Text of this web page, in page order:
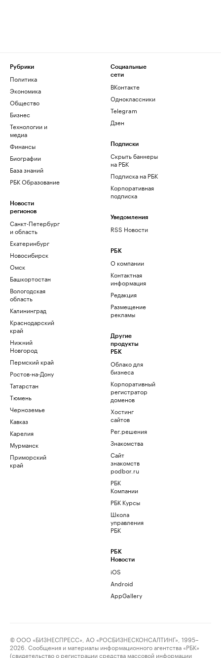
Рубрики
Политика
Экономика
Общество
Бизнес
Технологии и
медиа
Финансы
Биографии
База знаний
РБК Образование
Новости
регионов
Санкт-Петербург
и область
Екатеринбург
Новосибирск
Омск
Башкортостан
Вологодская
область
Калининград
Краснодарский
край
Нижний
Новгород
Пермский край
Ростов-на-Дону
Татарстан
Тюмень
Черноземье
Кавказ
Карелия
Мурманск
Приморский
край
Социальные
сети
ВКонтакте
Одноклассники
Telegram
Дзен
Подписки
Скрыть баннеры
на РБК
Подписка на РБК
Корпоративная
подписка
Уведомления
RSS Новости
РБК
О компании
Контактная
информация
Редакция
Размещение
рекламы
Другие
продукты
РБК
Облако для
бизнеса
Корпоративный
регистратор
доменов
Хостинг
сайтов
Рег.решения
Знакомства
Сайт
знакомств
podbor.ru
РБК
Компании
РБК Курсы
Школа
управления
РБК
РБК
Новости
iOS
Android
AppGallery
© ООО «БИЗНЕСПРЕСС», АО «РОСБИЗНЕСКОНСАЛТИНГ», 1995–
2026. Сообщения и материалы информационного агентства «РБК»
(свидетельство о регистрации средства массовой информации